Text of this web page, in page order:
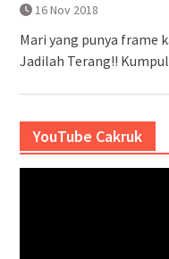
16 Nov 2018
Mari yang punya frame
Jadilah Terang!!
YouTube Cakruk